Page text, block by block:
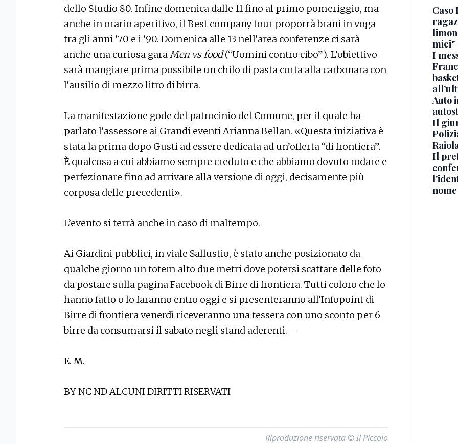
dello Studio 80. Infine domenica dalle 11 fino al primo pomeriggio, ma
anche in orario aperitivo, il Best company tour proporrà brani in voga
tra gli anni ’70 e i ’90. Domenica alle 13 nell’area conferenze ci sarà
anche una curiosa garaMen vs food(“Uomini contro cibo”). L’obiettivo
sarà mangiare prima possibile un chilo di pasta corta alla carbonara con
l’ausilio di mezzo litro di birra.
La manifestazione gode del patrocinio del Comune, per il quale ha
parlato l’assessore ai Grandi eventi Arianna Bellan. «Questa iniziativa è
stata la prima dopo Gusti ad essere dedicata ad un’offerta “di frontiera”.
È qualcosa a cui abbiamo sempre creduto e che abbiamo dovuto rodare e
perfezionare fino ad arrivare alla versione di oggi, decisamente più
corposa delle precedenti».
L’evento si terrà anche in caso di maltempo.
Ai Giardini pubblici, in viale Sallustio, è stato anche posizionato da
qualche giorno un totem alto due metri dove potersi scattare delle foto
da postare sulla pagina Facebook di Birre di frontiera. Tutti coloro che lo
hanno fatto o lo faranno entro oggi e si presenteranno all’Infopoint di
Birre di frontiera venerdì riceveranno una tessera con uno sconto per 6
birre da consumarsi il sabato negli stand aderenti. –
E. M.
BY NC ND ALCUNI DIRITTI RISERVATI
Riproduzione riservata © Il Piccolo
Caso
miei"
I
Auto
Il
Il
nome